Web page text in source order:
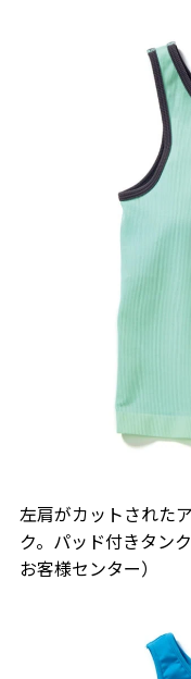
左肩がカットされた
ク。パッド付きタン
お客様センター）